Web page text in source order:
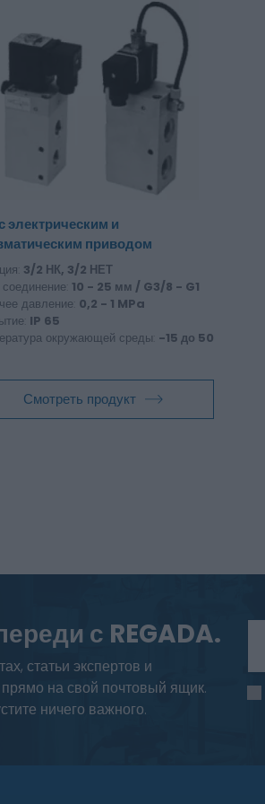
электрическим и
приводом
3/2 НК, 3/2 НЕТ
10 - 25 мм / G3/8 - G1
давление: 0,2 - 1 MPa
IP 65
окружающей среды: -15 до 50
Смотреть продукт
с REGADA.
статьи экспертов и
на свой почтовый ящик.
ничего важного.